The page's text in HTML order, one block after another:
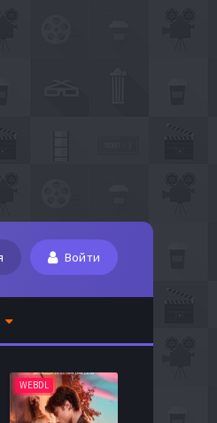
Войти
WEBDL